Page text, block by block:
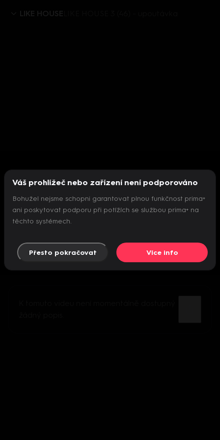
LIKE HOUSE
Nepodařilo se inicializovat přehrávač
Váš prohlížeč nebo zařízení není podporováno
Bohužel nejsme schopni garantovat plnou funkčnost prima+
ani poskytovat podporu při potížích se službou prima+ na
těchto systémech.
Přesto pokračovat Více info